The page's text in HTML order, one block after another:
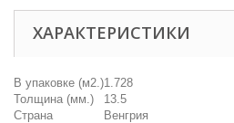
ХАРАКТЕРИСТИКИ
В упаковке (м2.)1.728
Толщина (мм.)
13.5
Страна
Венгрия